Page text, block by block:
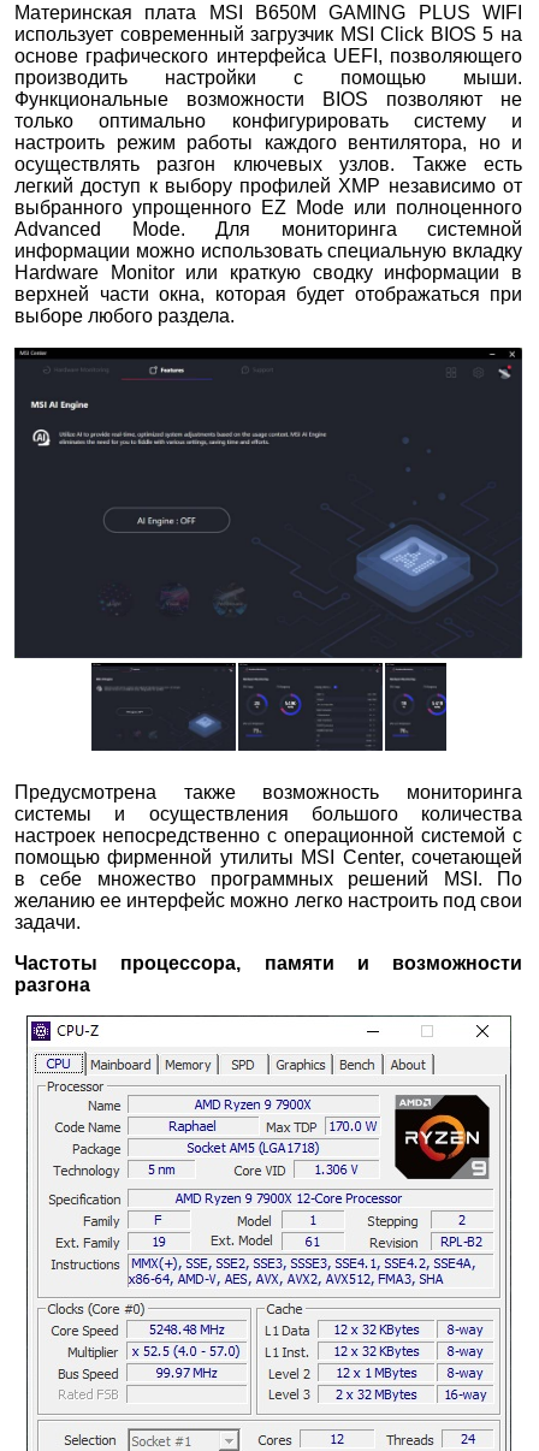
Материнская плата MSI B650M GAMING PLUS WIFI
использует современный загрузчик MSI Click BIOS 5 на
основе графического интерфейса UEFI, позволяющего
производить настройки с помощью мыши.
Функциональные возможности BIOS позволяют не
только оптимально конфигурировать систему и
настроить режим работы каждого вентилятора, но и
осуществлять разгон ключевых узлов. Также есть
легкий доступ к выбору профилей XMP независимо от
выбранного упрощенного EZ Mode или полноценного
Advanced Mode. Для мониторинга системной
информации можно использовать специальную вкладку
Hardware Monitor или краткую сводку информации в
верхней части окна, которая будет отображаться при
выборе любого раздела.
Предусмотрена также возможность мониторинга
системы и осуществления большого количества
настроек непосредственно с операционной системой с
помощью фирменной утилиты MSI Center, сочетающей
в себе множество программных решений MSI. По
желанию ее интерфейс можно легко настроить под свои
задачи.
Частоты процессора, памяти и возможности
разгона